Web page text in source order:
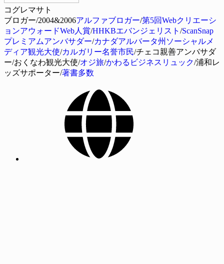
コグレマサト
ブロガー/2004&2006アルファブロガー/第5回Webクリエーシ
ョンアウォードWeb人賞/HHKBエバンジェリスト /ScanSnap
プレミアムアンバサダー/カナダアルバータ州ソーシャルメ
ディア観光大使/カルガリー名誉市民/チェコ親善アンバサダ
ー/おくなわ観光大使/オジ旅/かわるビジネスリュック/浦和レ
ッズサポーター/著書多数